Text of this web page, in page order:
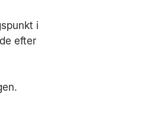
i
efter